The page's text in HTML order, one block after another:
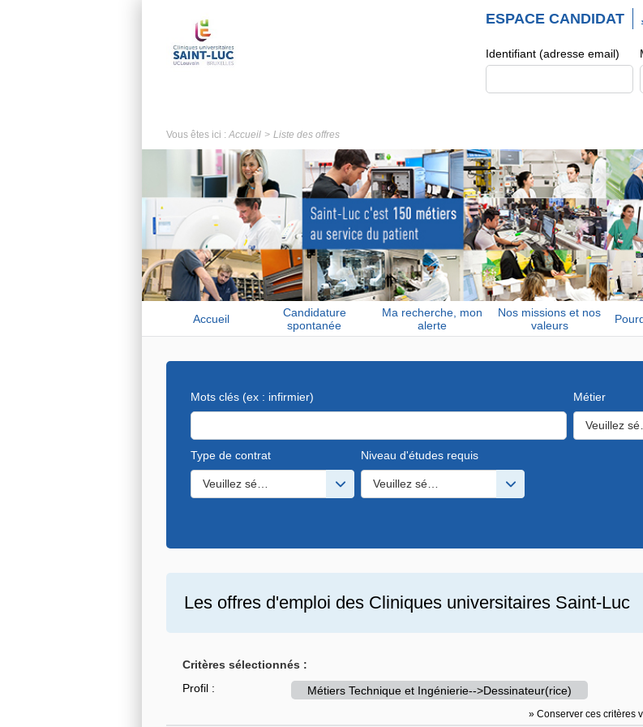
ESPACE CANDIDAT
Identifiant (adresse email)
Vous êtes ici : Accueil Liste des offres
Accueil
Candidature
spontanée
Ma recherche, mon
alerte
Nos missions et nos
valeurs
Mots clés (ex : infirmier) Métier
Veuillez
Type de contrat
Veuillez sélectionner une ou des valeurs
Niveau d'études requis
Veuillez sélectionner une ou des valeurs
Les offres d'emploi des Cliniques universitaires Saint-Luc
Critères sélectionnés :
Profil :
Métiers Technique et Ingénierie-->Dessinateur(rice)
» Conserver ces critères